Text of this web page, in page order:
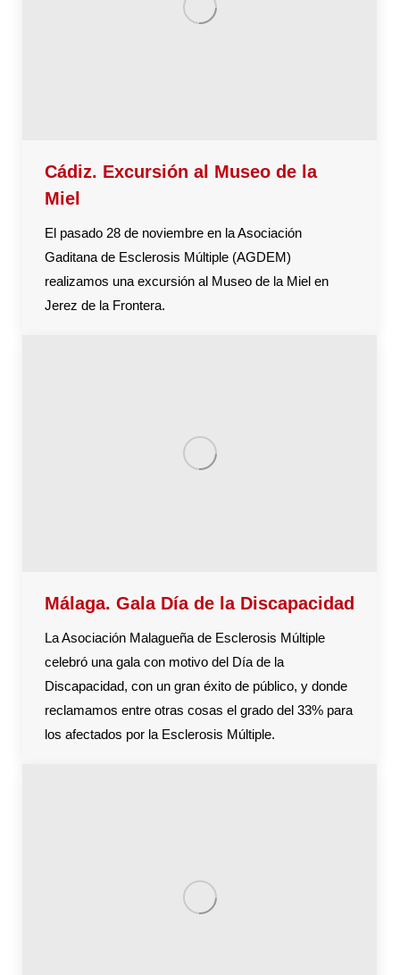
Cádiz. Excursión al Museo de la
Miel
El pasado 28 de noviembre en la Asociación
Gaditana de Esclerosis Múltiple (AGDEM)
realizamos una excursión al Museo de la Miel en
Jerez de la Frontera.
Málaga. Gala Día de la Discapacidad
La Asociación Malagueña de Esclerosis Múltiple
celebró una gala con motivo del Día de la
Discapacidad, con un gran éxito de público, y donde
reclamamos entre otras cosas el grado del 33% para
los afectados por la Esclerosis Múltiple.